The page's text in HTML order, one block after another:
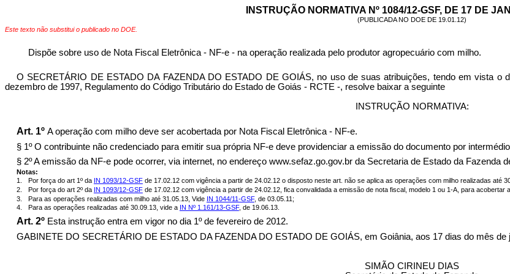
INSTRUÇÃO NORMATIVA Nº 1084/12-GSF, DE 17 DE
(PUBLICADA NO DOE DE 19.01.12)
Este texto não substitui o publicado no DOE.
Dispõe sobre uso de Nota Fiscal Eletrônica - NF-e - na operação realizada pelo produtor agropecuário com milho.
O SECRETÁRIO DE ESTADO DA FAZENDA DO ESTADO DE GOIÁS, no uso de suas atribuições, tendo em vista o
dezembro de 1997, Regulamento do Código Tributário do Estado de Goiás - RCTE -, resolve baixar a seguinte
INSTRUÇÃO NORMATIVA:
Art. 1º A operação com milho deve ser acobertada por Nota Fiscal Eletrônica - NF-e.
§ 1º O contribuinte não credenciado para emitir sua própria NF-e deve providenciar a emissão do documento por
§ 2º A emissão da NF-e pode ocorrer, via internet, no endereço www.sefaz.go.gov.br da Secretaria de Estado da Fazenda
Notas:
1.
Por força do art 1º da IN 1093/12-GSFde 17.02.12 com vigência a partir de 24.02.12 o disposto neste art. não se aplica as operações com milho realizadas até
2.
Por força do art 2º da IN 1093/12-GSFde 17.02.12 com vigência a partir de 24.02.12, fica convalidada a emissão de nota fiscal, modelo 1 ou 1-A, para acobertar
3.
Para as operações realizadas com milho até 31.05.13, Vide IN 1044/11-GSF, de 03.05.11;
4.
Para as operações realizadas até 30.09.13, vide a IN Nº 1.161/13-GSF, de 19.06.13.
Art. 2º Esta instrução entra em vigor no dia 1º de fevereiro de 2012.
GABINETE DO SECRETÁRIO DE ESTADO DA FAZENDA DO ESTADO DE GOIÁS, em Goiânia, aos 17 dias do mês de
SIMÃO CIRINEU DIAS